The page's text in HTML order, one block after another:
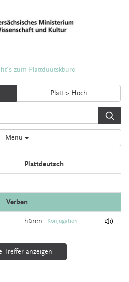
zum Plattdüütskbüro
Platt > Hoch
Menü
Plattdeutsch
Verben
hüren Konjugation
Treffer anzeigen